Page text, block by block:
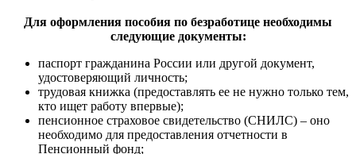
Для оформления пособия по безработице необходимы
следующие документы:
паспорт гражданина России или другой документ,
удостоверяющий личность;
трудовая книжка (предоставлять ее не нужно только тем,
кто ищет работу впервые);
пенсионное страховое свидетельство (СНИЛС) – оно
необходимо для предоставления отчетности в
Пенсионный фонд;